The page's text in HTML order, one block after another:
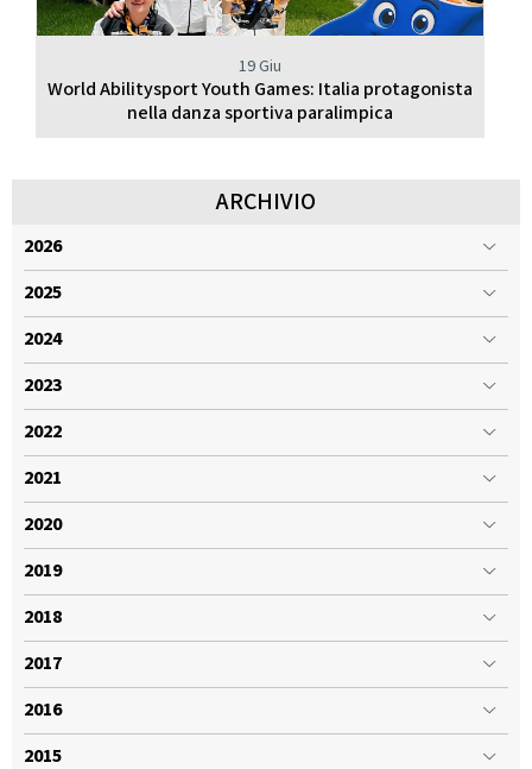
19 Giu
World Abilitysport Youth Games: Italia protagonista
nella danza sportiva paralimpica
ARCHIVIO
2026
2025
2024
2023
2022
2021
2020
2019
2018
2017
2016
2015